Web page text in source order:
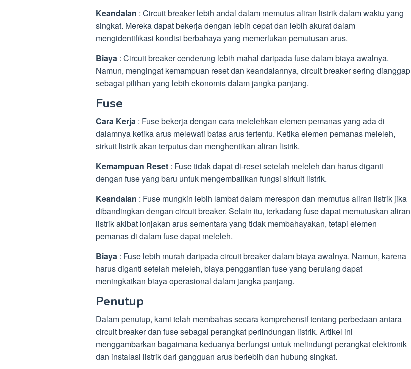
Keandalan : Circuit breaker lebih andal dalam memutus aliran listrik dalam waktu yang
singkat. Mereka dapat bekerja dengan lebih cepat dan lebih akurat dalam
mengidentifikasi kondisi berbahaya yang memerlukan pemutusan arus.
Biaya : Circuit breaker cenderung lebih mahal daripada fuse dalam biaya awalnya.
Namun, mengingat kemampuan reset dan keandalannya, circuit breaker sering dianggap
sebagai pilihan yang lebih ekonomis dalam jangka panjang.
Fuse
Cara Kerja : Fuse bekerja dengan cara melelehkan elemen pemanas yang ada di
dalamnya ketika arus melewati batas arus tertentu. Ketika elemen pemanas meleleh,
sirkuit listrik akan terputus dan menghentikan aliran listrik.
Kemampuan Reset : Fuse tidak dapat di-reset setelah meleleh dan harus diganti
dengan fuse yang baru untuk mengembalikan fungsi sirkuit listrik.
Keandalan : Fuse mungkin lebih lambat dalam merespon dan memutus aliran listrik jika
dibandingkan dengan circuit breaker. Selain itu, terkadang fuse dapat memutuskan aliran
listrik akibat lonjakan arus sementara yang tidak membahayakan, tetapi elemen
pemanas di dalam fuse dapat meleleh.
Biaya : Fuse lebih murah daripada circuit breaker dalam biaya awalnya. Namun, karena
harus diganti setelah meleleh, biaya penggantian fuse yang berulang dapat
meningkatkan biaya operasional dalam jangka panjang.
Penutup
Dalam penutup, kami telah membahas secara komprehensif tentang perbedaan antara
circuit breaker dan fuse sebagai perangkat perlindungan listrik. Artikel ini
menggambarkan bagaimana keduanya berfungsi untuk melindungi perangkat elektronik
dan instalasi listrik dari gangguan arus berlebih dan hubung singkat.